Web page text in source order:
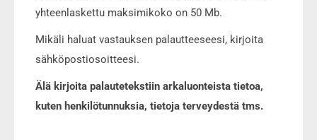
yhteenlaskettu maksimikoko on 50 Mb.
Mikäli haluat vastauksen palautteeseesi, kirjoita
sähköpostiosoitteesi.
Älä kirjoita palautetekstiin arkaluonteista tietoa,
kuten henkilötunnuksia, tietoja terveydestä tms.